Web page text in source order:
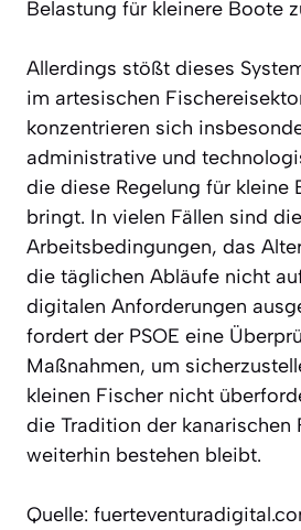
Belastung für kleinere Boote
Allerdings stößt dieses
im artesischen
konzentrieren sich
administrative und
die diese Regelung für kleine
bringt. In vielen Fällen sind die
Arbeitsbedingungen, das
die täglichen Abläufe nicht
digitalen Anforderungen
fordert der PSOE eine
Maßnahmen, um
kleinen Fischer nicht
die Tradition der kanarischen
weiterhin bestehen bleibt.
Quelle: